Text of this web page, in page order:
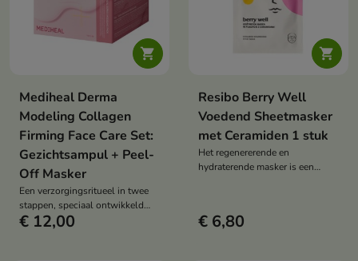

Mediheal Derma
Modeling Collagen
Firming Face Care Set:
Gezichtsampul + Peel-
Off Masker
Een verzorgingsritueel in twee
stappen, speciaal ontwikkeld
voor een huid die intensieve
€ 12,00

Resibo Berry Well
Voedend Sheetmasker
met Ceramiden 1 stuk
Het regenererende en
hydraterende masker is een
biedt.
€ 6,80